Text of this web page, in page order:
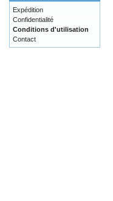
Expédition
Confidentialité
Conditions d'utilisation
Contact